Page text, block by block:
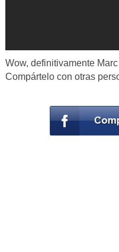
Wow, definitivamente
Compártelo con otras